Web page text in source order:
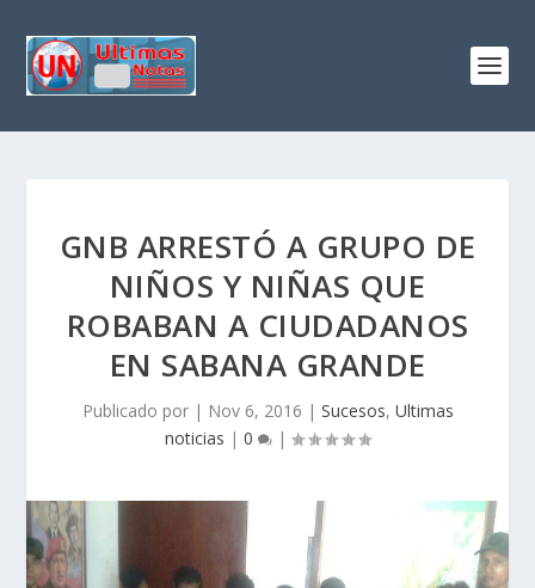
GNB ARRESTÓ A GRUPO DE
NIÑOS Y NIÑAS QUE
ROBABAN A CIUDADANOS
EN SABANA GRANDE
Publicado por | Nov 6, 2016 | Sucesos, Ultimas
noticias | 0 |